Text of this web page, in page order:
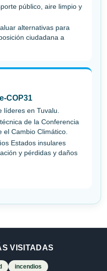
público, aire limpio y
alternativas para
ciudadana a
COP31
líderes en Tuvalu.
de la Conferencia
el Cambio Climático.
Estados insulares
y pérdidas y daños
VISITADAS
incendios